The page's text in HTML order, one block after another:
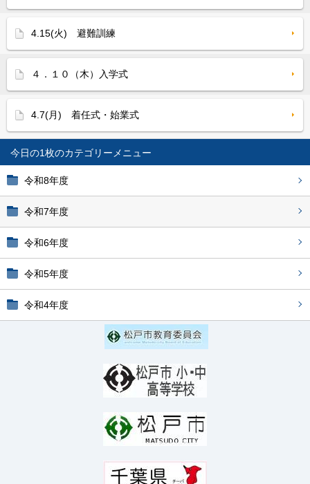
今日の1枚
令和8年度
令和7年度
令和6年度
令和5年度
令和4年度
4.15(火) 避難訓練
４．１０（木）入学式
4.7(月) 着任式・始業式